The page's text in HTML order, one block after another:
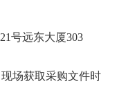
21号远东大厦303
场获取采购文件时